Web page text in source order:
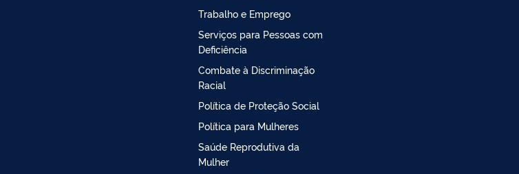
Trabalho e Emprego
Serviços para Pessoas com
Deficiência
Combate à Discriminação
Racial
Política de Proteção Social
Política para Mulheres
Saúde Reprodutiva da
Mulher